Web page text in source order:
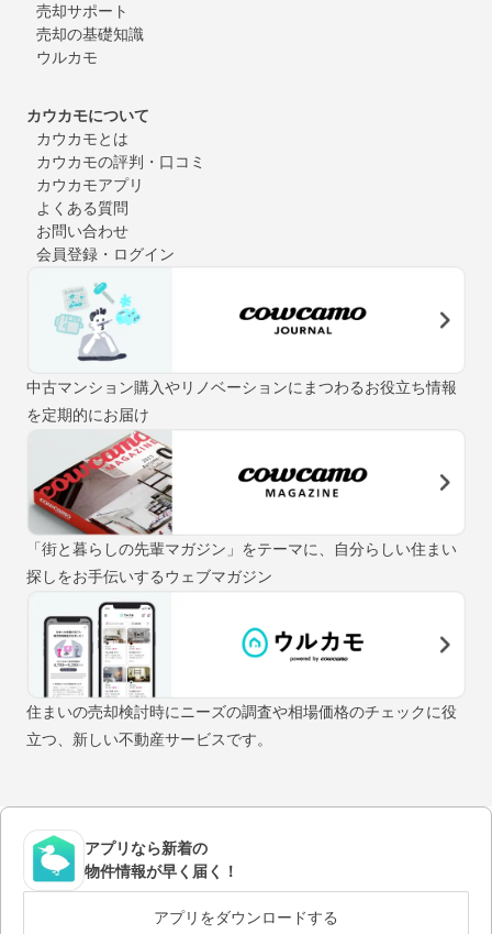
売却サポート
売却の基礎知識
ウルカモ
カウカモについて
カウカモとは
カウカモの評判・口コミ
カウカモアプリ
よくある質問
お問い合わせ
会員登録・ログイン
中古マンション購入やリノベーションにまつわるお役立ち情報
を定期的にお届け
「街と暮らしの先輩マガジン」をテーマに、自分らしい住まい
探しをお手伝いするウェブマガジン
住まいの売却検討時にニーズの調査や相場価格のチェックに役
立つ、新しい不動産サービスです。
アプリなら新着の
物件情報が早く届く！
アプリをダウンロードする